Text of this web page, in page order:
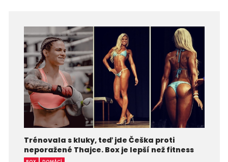
Trénovala s kluky, teď jde Češka proti
neporažené Thajce. Box je lepší než fitness